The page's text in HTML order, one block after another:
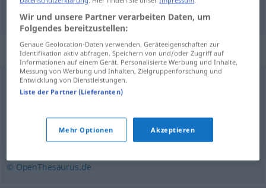
priželjkivati herbeisehnen
Synonyme für "herbeisehnen"
verschmachten (nach),begehren
,verlangen,wünschen,wollen,begehren
fordern,ersehnen, ausbitten
© OpenThesaurus.de
Wir und unsere Partner verarbeiten Daten, um
Folgendes bereitzustellen:
Genaue Geolocation-Daten verwenden. Geräteeigenschaften zur
Identifikation aktiv abfragen. Speichern von und/oder Zugriff auf
Informationen auf einem Gerät. Personalisierte Werbung und Inhalte,
Messung von Werbung und Inhalten, Zielgruppenforschung und
Entwicklung von Dienstleistungen.
Liste der Partner (Lieferanten)
Mehr Optionen Akzeptieren